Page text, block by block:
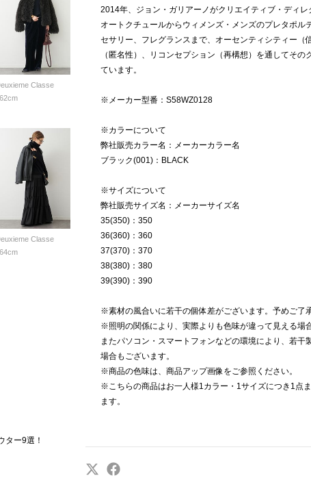
Classe
Classe
ター9選！
2014年、ジョン・ガリアーノがクリエイティブ・ディレ
オートクチュールからウィメンズ・メンズのプレタポル
セサリー、フレグランスまで、オーセンティシティー（
（匿名性）、リコンセプション（再構想）を通してその
ています。
※メーカー型番：S58WZ0128
※カラーについて
弊社販売カラー名：メーカーカラー名
ブラック(001)：BLACK
※サイズについて
弊社販売サイズ名：メーカーサイズ名
35(350)：350
36(360)：360
37(370)：370
38(380)：380
39(390)：390
※素材の風合いに若干の個体差がございます。予めご了
※照明の関係により、実際よりも色味が違って見える場
またパソコン・スマートフォンなどの環境により、若干
場合もございます。
※商品の色味は、商品アップ画像をご参照ください。
※こちらの商品はお一人様1カラー・1サイズにつき1点
ます。